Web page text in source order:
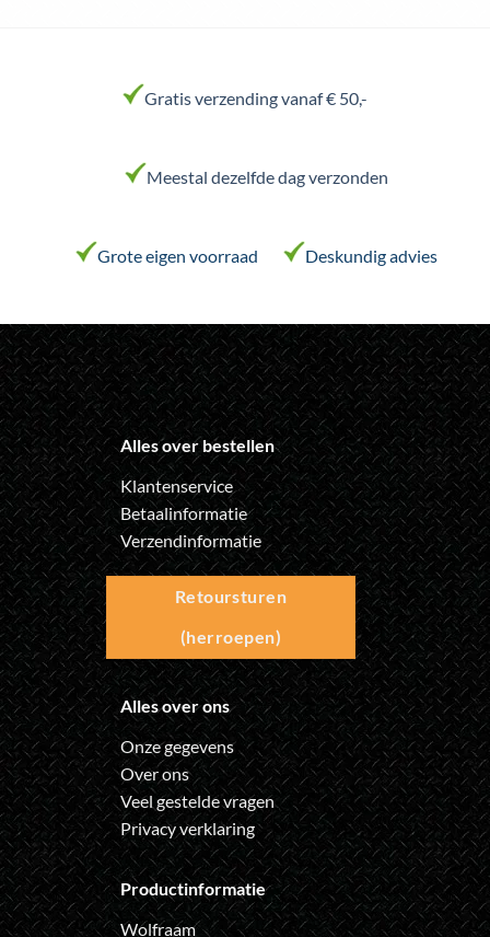
variaties.
Deze
gekozen
de
productpagina
Gratis verzending vanaf € 50,-
Meestal dezelfde dag verzonden
Grote eigen voorraad Deskundig advies
Alles over bestellen
Klantenservice
Betaalinformatie
Verzendinformatie
Retoursturen
(herroepen)
Alles over ons
Onze gegevens
Over ons
Veel gestelde vragen
Privacy verklaring
Productinformatie
Wolfraam